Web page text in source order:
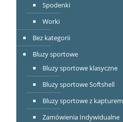
Spodenki
Worki
Bez kategorii
Bluzy sportowe
Bluzy sportowe klasyczne
Bluzy sportowe Softshell
Bluzy sportowe z kapturem
Zamówienia Indywidualne